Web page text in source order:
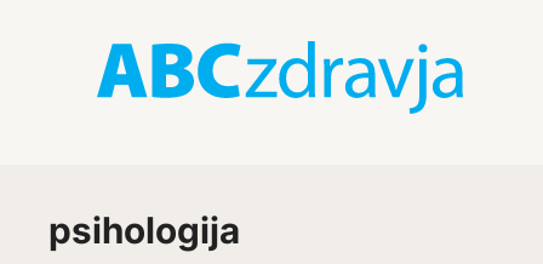
psihologija